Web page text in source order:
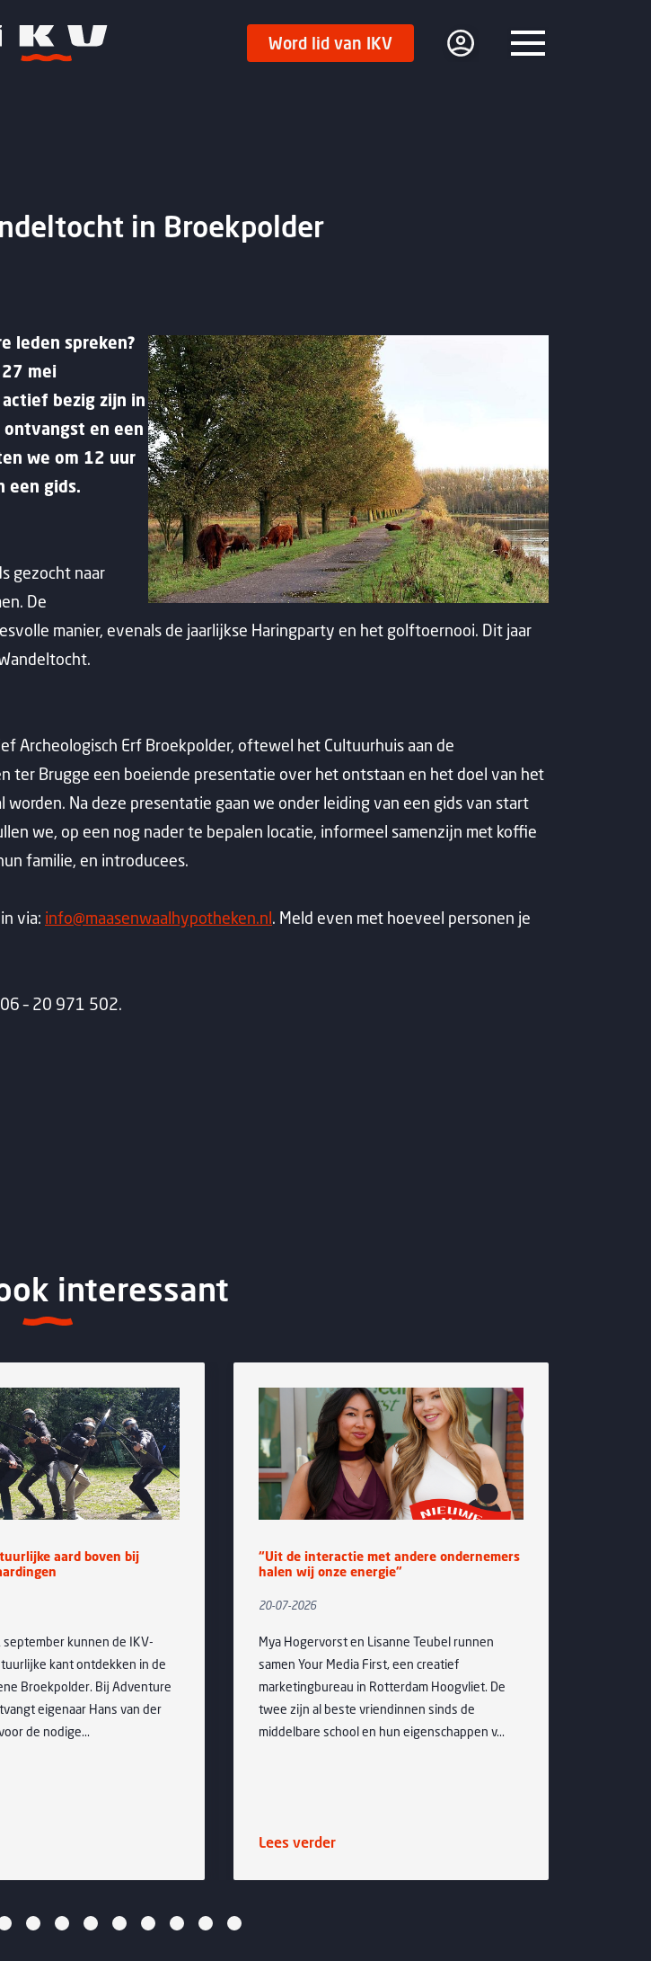
Word lid van IKV
in Broekpolder
leden spreken?
mei
bezig zijn in
ontvangst en een
we om 12 uur
een gids.
gezocht naar
De
manier, evenals de jaarlijkse Haringparty en het golftoernooi. Dit jaar
Archeologisch Erf Broekpolder, oftewel het Cultuurhuis aan de
ter Brugge een boeiende presentatie over het ontstaan en het doel van het
Na deze presentatie gaan we onder leiding van een gids van start
we, op een nog nader te bepalen locatie, informeel samenzijn met koffie
familie, en introducees.
via: info@maasenwaalhypotheken.nl. Meld even met hoeveel personen je
– 20 971 502.
interessant
aard boven bij
september kunnen de IKV-
kant ontdekken in de
Broekpolder. Bij Adventure
eigenaar Hans van der
de nodige...
“Uit de interactie met andere ondernemers
halen wij onze energie”
20-07-2026
Mya Hogervorst en Lisanne Teubel runnen
samen Your Media First, een creatief
marketingbureau in Rotterdam Hoogvliet. De
twee zijn al beste vriendinnen sinds de
middelbare school en hun eigenschappen v...
Lees verder